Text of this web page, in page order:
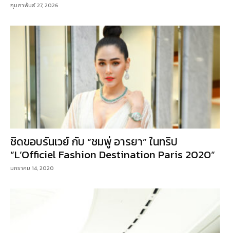
กุมภาพันธ์ 27, 2026
ชิดขอบรันเวย์ กับ “ชมพู่ อารยา” ในทริป
“L’Officiel Fashion Destination Paris 2020”
มกราคม 14, 2020